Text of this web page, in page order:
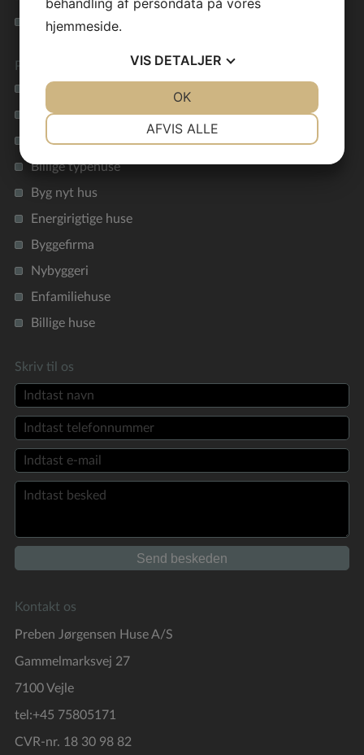
Cookie vejledning
Preben Jørgensen Huse
Vil du bygge et nyt hus?
Nøglefærdigt hus
Funkishus
Billige typehuse
Byg nyt hus
Energirigtige huse
Byggefirma
Nybyggeri
Enfamiliehuse
Billige huse
Skriv til os
Kontakt os
Preben Jørgensen Huse A/S
Gammelmarksvej 27
7100 Vejle
tel:+45 75805171
CVR-nr. 18 30 98 82
hjemmeside.
VIS DETALJER
AFVIS ALLE
OK